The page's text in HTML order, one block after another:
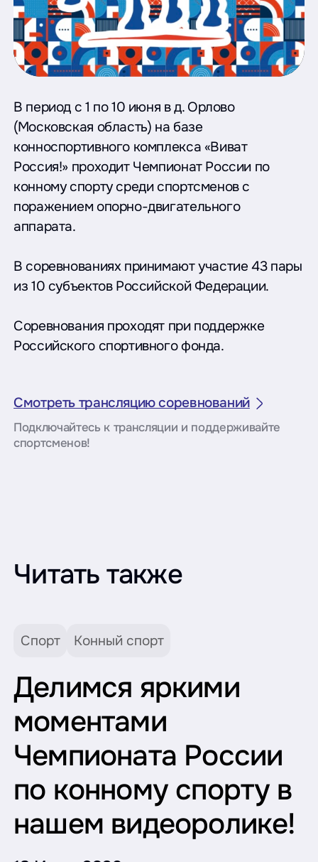
В период с 1 по 10 июня в д. Орлово
(Московская область) на базе
конноспортивного комплекса «Виват
Россия!» проходит Чемпионат России по
конному спорту среди спортсменов с
поражением опорно-двигательного
аппарата.
В соревнованиях принимают участие 43 пары
из 10 субъектов Российской Федерации.
Соревнования проходят при поддержке
Российского спортивного фонда.
Смотреть трансляцию соревнований
Подключайтесь к трансляции и поддерживайте
спортсменов!
Читать также
Спорт Конный спорт
Делимся яркими
моментами
Чемпионата России
по конному спорту в
нашем видеоролике!